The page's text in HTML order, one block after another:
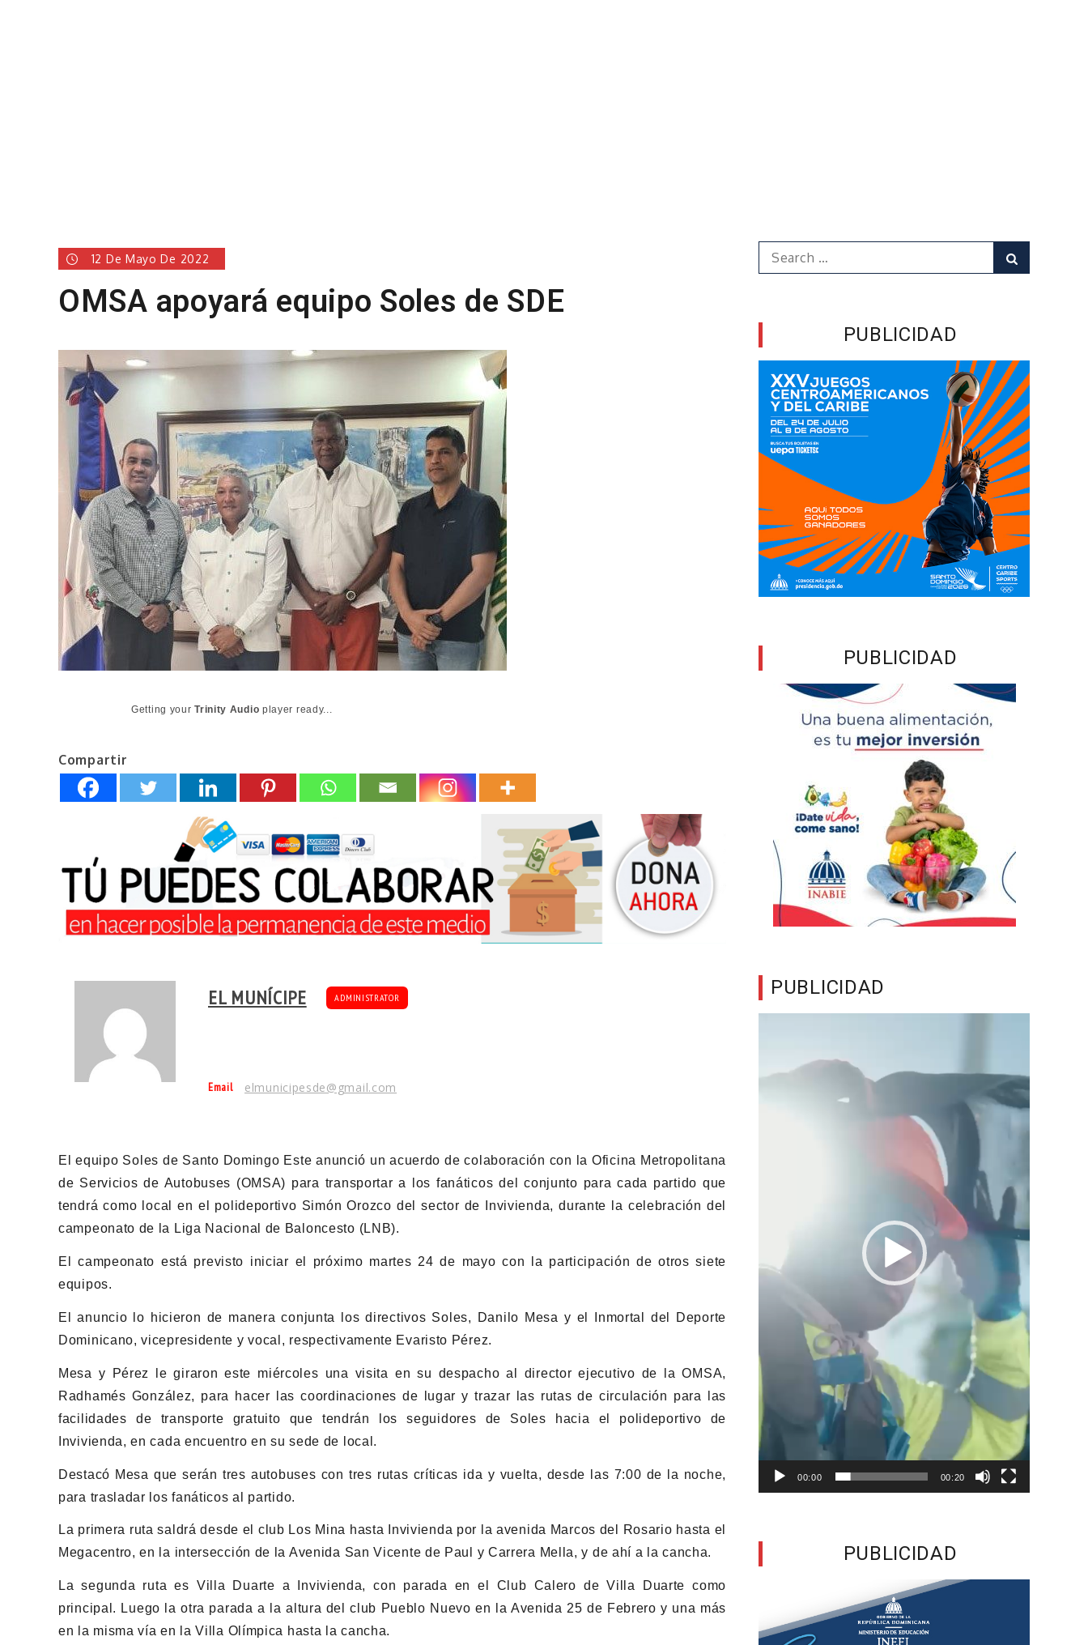
12 De Mayo De 2022
OMSA apoyará equipo Soles de SDE
Getting yourTrinity Audio player ready...
Compartir
EL MUNÍCIPE ADMINISTRATOR
Email elmunicipesde@gmail.com
El equipo Soles de Santo Domingo Este anunció un acuerdo de colaboración con la Oficina Metropolitana
de Servicios de Autobuses (OMSA) para transportar a los fanáticos del conjunto para cada partido que
tendrá como local en el polideportivo Simón Orozco del sector de Invivienda, durante la celebración del
campeonato de la Liga Nacional de Baloncesto (LNB).
El campeonato está previsto iniciar el próximo martes 24 de mayo con la participación de otros siete
equipos.
El anuncio lo hicieron de manera conjunta los directivos Soles, Danilo Mesa y el Inmortal del Deporte
Dominicano, vicepresidente y vocal, respectivamente Evaristo Pérez.
Mesa y Pérez le giraron este miércoles una visita en su despacho al director ejecutivo de la OMSA,
Radhamés González, para hacer las coordinaciones de lugar y trazar las rutas de circulación para las
facilidades de transporte gratuito que tendrán los seguidores de Soles hacia el polideportivo de
Invivienda, en cada encuentro en su sede de local.
Destacó Mesa que serán tres autobuses con tres rutas críticas ida y vuelta, desde las 7:00 de la noche,
para trasladar los fanáticos al partido.
La primera ruta saldrá desde el club Los Mina hasta Invivienda por la avenida Marcos del Rosario hasta el
Megacentro, en la intersección de la Avenida San Vicente de Paul y Carrera Mella, y de ahí a la cancha.
La segunda ruta es Villa Duarte a Invivienda, con parada en el Club Calero de Villa Duarte como
principal. Luego la otra parada a la altura del club Pueblo Nuevo en la Avenida 25 de Febrero y una más
en la misma vía en la Villa Olímpica hasta la cancha.
Search
for:
PUBLICIDAD
PUBLICIDAD
PUBLICIDAD
00:00 00:20
PUBLICIDAD